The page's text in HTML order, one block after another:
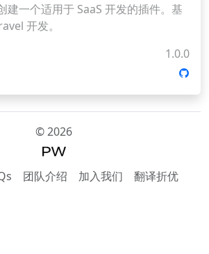
建一个适用于 SaaS 开发的插件。基
开发。
1.0.0
©2026
团队介绍 加入我们 翻译折优